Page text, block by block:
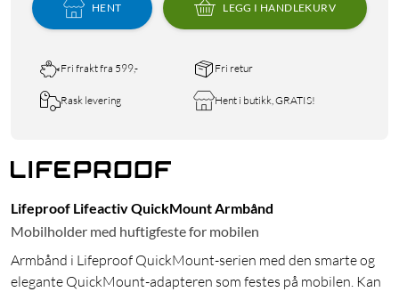
HENT LEGG I HANDLEKURV
Fri frakt fra 599,- Fri retur
Rask levering Hent i butikk, GRATIS!
Lifeproof Lifeactiv QuickMount Armbånd
Mobilholder med huftigfeste for mobilen
Armbånd i Lifeproof QuickMount-serien med den smarte og
elegante QuickMount-adapteren som festes på mobilen. Kan